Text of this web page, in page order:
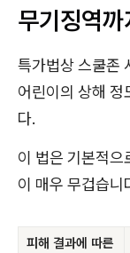
무기징역까
특가법상 스쿨존
어린이의 상해 정
다.
이 법은 기본적
이 매우 무겁습니
피해 결과에 따른